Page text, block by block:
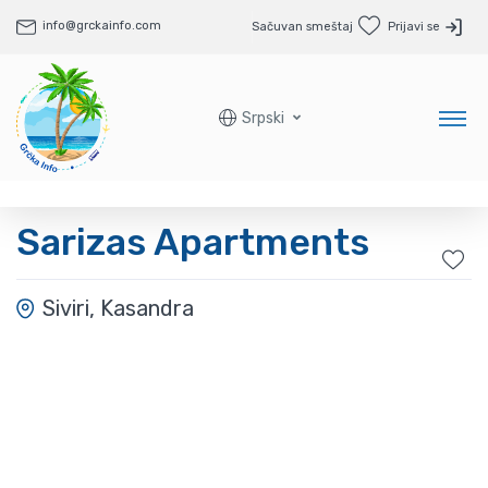
info@grckainfo.com Sačuvan smeštaj Prijavi se
Srpski
Sarizas Apartments
Siviri, Kasandra